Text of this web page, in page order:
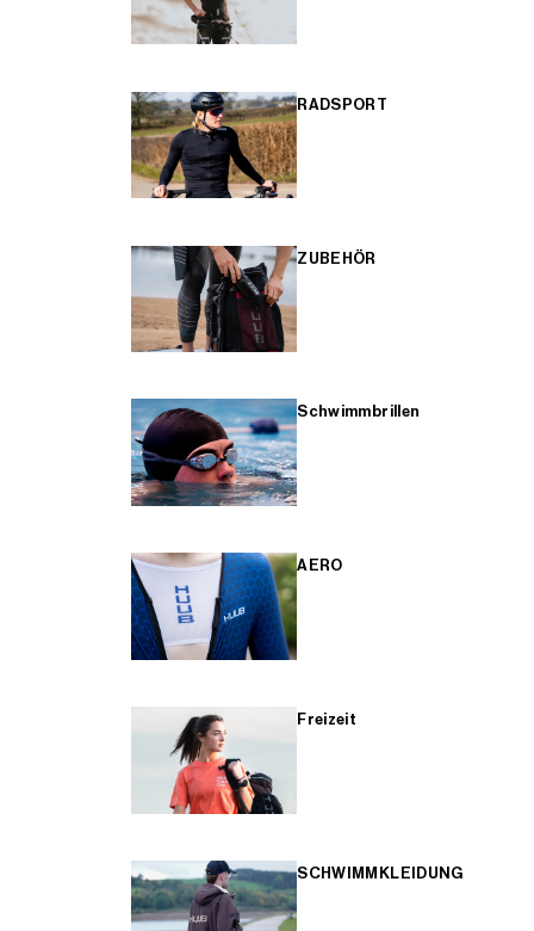
RADSPORT
ZUBEHÖR
Schwimmbrillen
AERO
Freizeit
SCHWIMMKLEIDUNG